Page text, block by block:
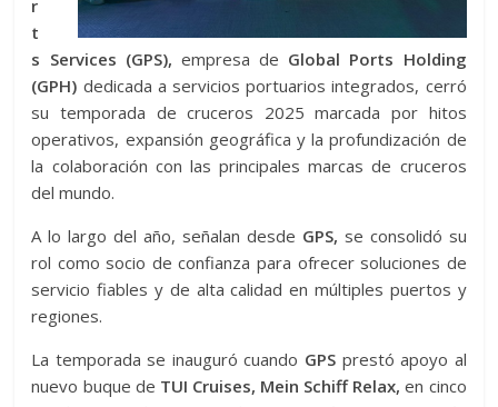
r
t
s Services (GPS), empresa de Global Ports Holding
(GPH) dedicada a servicios portuarios integrados, cerró
su temporada de cruceros 2025 marcada por hitos
operativos, expansión geográfica y la profundización de
la colaboración con las principales marcas de cruceros
del mundo.
A lo largo del año, señalan desde GPS, se consolidó su
rol como socio de confianza para ofrecer soluciones de
servicio fiables y de alta calidad en múltiples puertos y
regiones.
La temporada se inauguró cuando GPS prestó apoyo al
nuevo buque de TUI Cruises, Mein Schiff Relax, en cinco